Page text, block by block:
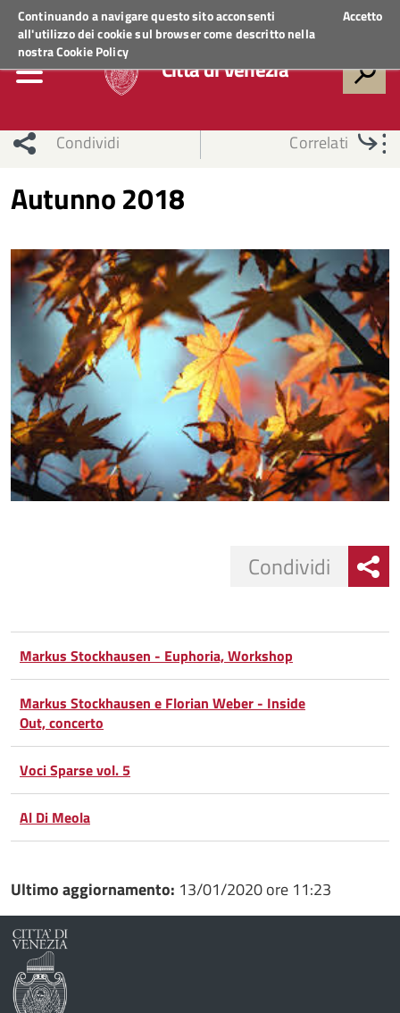
Continuando a navigare questo sito acconsenti
all'utilizzo dei cookie sul browser come descritto nella
nostraCookie Policy
Accetto
Regione VenetoACCEDI AI SERVIZI
Città di Venezia
Condividi Correlati
Autunno 2018
Facebook
Condividi
su
Twitter
Condividi
su
Condividi
Condividi
Markus Stockhausen - Euphoria, Workshop
Markus Stockhausen e Florian Weber - Inside
Out, concerto
Voci Sparse vol. 5
Al Di Meola
Ultimo aggiornamento: 13/01/2020 ore 11:23